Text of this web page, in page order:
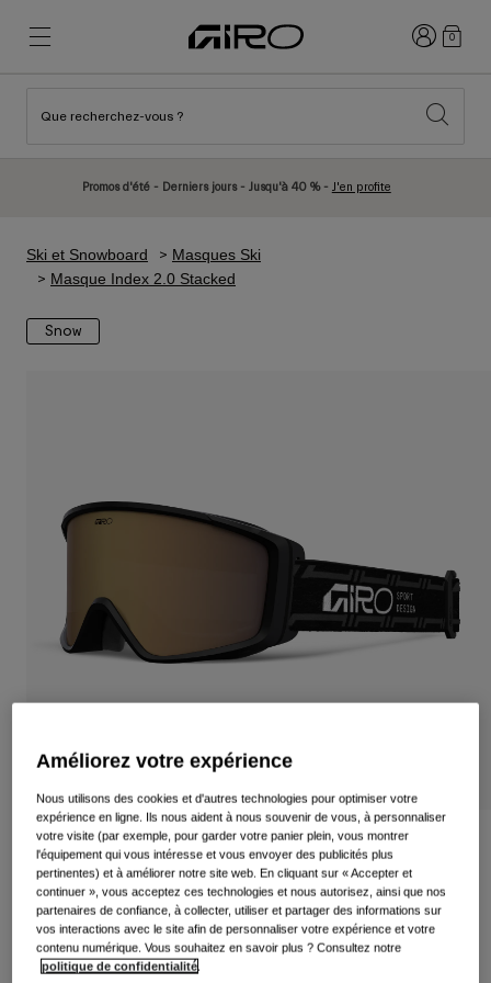
Nouveautés
Casques
Casques Vélo Route
Chaussures
Chaussures Vélo Route
Chaussures VTT
Chaussures Gravel
Voir tout
Vêtements Vélo Route
Vêtements VTT
Voir tout
Nouveautés
Casques
Ski
Avec verres interchangeables
Verre de remplacement
Voir tout
Enfants
Casques
Masques
Connexion
0
Que recherchez-vous ?
Promos d'été - Derniers jours - Jusqu'à 40 % - J'en profite
Ski et Snowboard
Masques Ski
Masque Index 2.0 Stacked
Snow
Masque Index 2.0 Stacked
Article n°37166-B23-OS
79,95 €
Améliorez votre expérience
Nous utilisons des cookies et d'autres technologies pour optimiser votre
expérience en ligne. Ils nous aident à nous souvenir de vous, à personnaliser
votre visite (par exemple, pour garder votre panier plein, vous montrer
l'équipement qui vous intéresse et vous envoyer des publicités plus
pertinentes) et à améliorer notre site web. En cliquant sur « Accepter et
continuer », vous acceptez ces technologies et nous autorisez, ainsi que nos
partenaires de confiance, à collecter, utiliser et partager des informations sur
vos interactions avec le site afin de personnaliser votre expérience et votre
contenu numérique. Vous souhaitez en savoir plus ? Consultez notre
politique de confidentialité.